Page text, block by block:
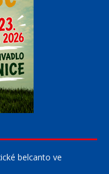
belcanto ve